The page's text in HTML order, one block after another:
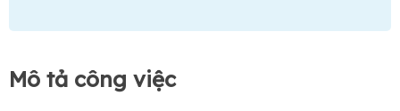
Mô tả công việc